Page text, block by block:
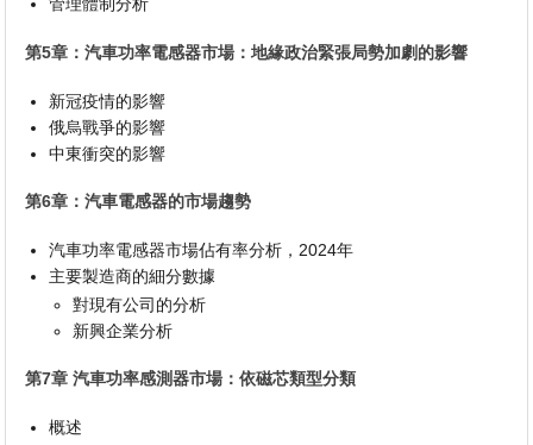
管理體制分析
第5章：汽車功率電感器市場：地緣政治緊張局勢加劇的影響
新冠疫情的影響
俄烏戰爭的影響
中東衝突的影響
第6章：汽車電感器的市場趨勢
汽車功率電感器市場佔有率分析，2024年
主要製造商的細分數據
對現有公司的分析
新興企業分析
第7章 汽車功率感測器市場：依磁芯類型分類
概述